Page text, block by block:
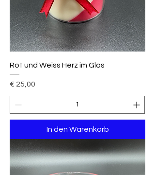
Rot und Weiss Herz im Glas
Preis
€ 25,00
In den Warenkorb